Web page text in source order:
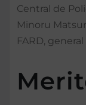
Central de
Minoru
FARD,